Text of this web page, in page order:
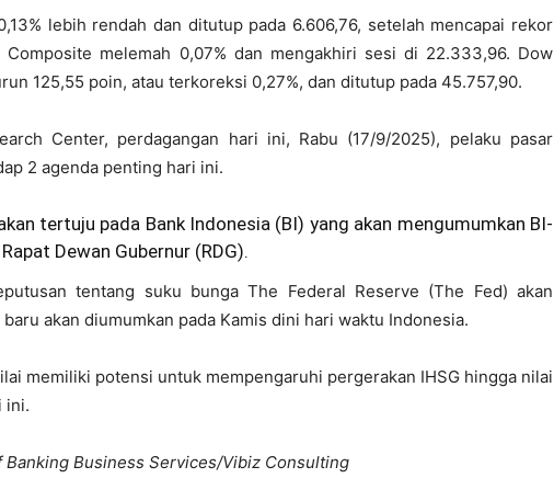
lebih rendah dan ditutup pada 6.606,76, setelah mencapai rekor
melemah 0,07% dan mengakhiri sesi di 22.333,96. Dow
125,55 poin, atau terkoreksi 0,27%, dan ditutup pada 45.757,90.
Center, perdagangan hari ini, Rabu (17/9/2025), pelaku pasar
2 agenda penting hari ini.
tertuju pada Bank Indonesia (BI) yang akan mengumumkan BI-
Dewan Gubernur (RDG).
tentang suku bunga The Federal Reserve (The Fed) akan
akan diumumkan pada Kamis dini hari waktu Indonesia.
memiliki potensi untuk mempengaruhi pergerakan IHSG hingga nilai
ini.
Business Services/Vibiz Consulting